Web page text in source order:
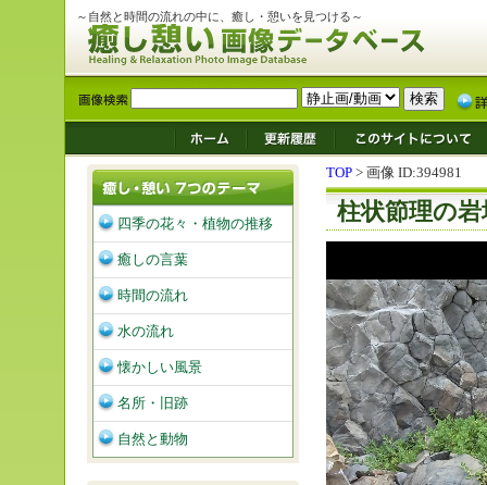
～自然と時間の流れの中に、癒し・憩いを見つける～
TOP > 画像 ID:394981
柱状節理の
四季の花々・植物の推移
癒しの言葉
時間の流れ
水の流れ
懐かしい風景
名所・旧跡
自然と動物